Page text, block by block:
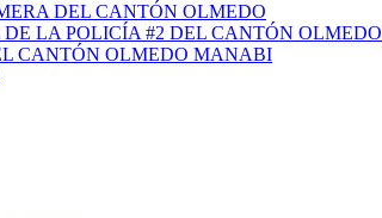
DEL CANTÓN OLMEDO
LA POLICÍA #2 DEL CANTÓN OLMEDO
CANTÓN OLMEDO MANABI